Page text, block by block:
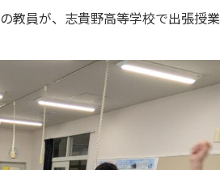
員が、志貴野高等学校で出張授業